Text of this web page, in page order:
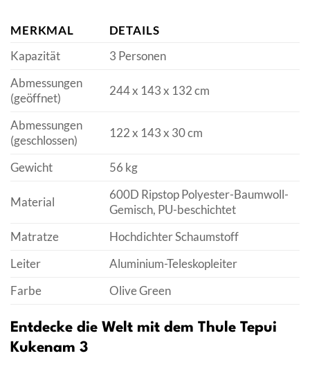
MERKMAL
DETAILS
Kapazität
3 Personen
Abmessungen
(geöffnet)
244 x 143 x 132 cm
Abmessungen
(geschlossen)
122 x 143 x 30 cm
Gewicht 56 kg
Material
600D Ripstop Polyester-Baumwoll-
Gemisch, PU-beschichtet
Matratze
Hochdichter Schaumstoff
Leiter
Aluminium-Teleskopleiter
Farbe
Olive Green
Entdecke die Welt mit dem Thule Tepui
Kukenam 3